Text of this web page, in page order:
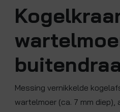
Messing vernikkelde
wartelmoer (ca. 7 mm diep),